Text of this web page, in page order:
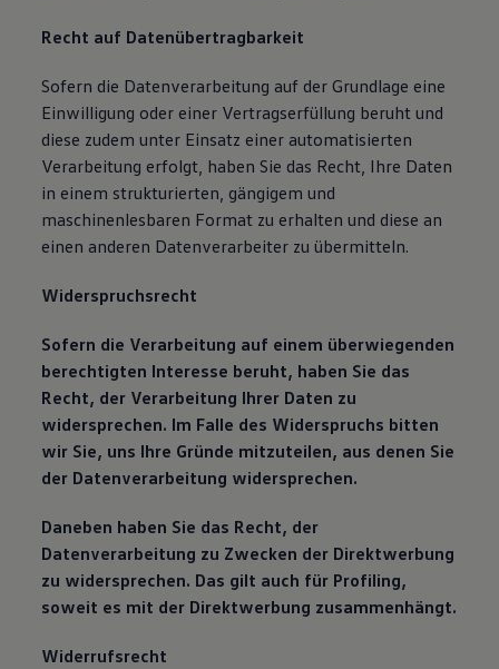
Recht auf Datenübertragbarkeit
Sofern die Datenverarbeitung auf der Grundlage eine
Einwilligung oder einer Vertragserfüllung beruht und
diese zudem unter Einsatz einer automatisierten
Verarbeitung erfolgt, haben Sie das Recht, Ihre Daten
in einem strukturierten, gängigem und
maschinenlesbaren Format zu erhalten und diese an
einen anderen Datenverarbeiter zu übermitteln.
Widerspruchsrecht
Sofern die Verarbeitung auf einem überwiegenden
berechtigten Interesse beruht, haben Sie das
Recht, der Verarbeitung Ihrer Daten zu
widersprechen. Im Falle des Widerspruchs bitten
wir Sie, uns Ihre Gründe mitzuteilen, aus denen Sie
der Datenverarbeitung widersprechen.
Daneben haben Sie das Recht, der
Datenverarbeitung zu Zwecken der Direktwerbung
zu widersprechen. Das gilt auch für Profiling,
soweit es mit der Direktwerbung zusammenhängt.
Widerrufsrecht